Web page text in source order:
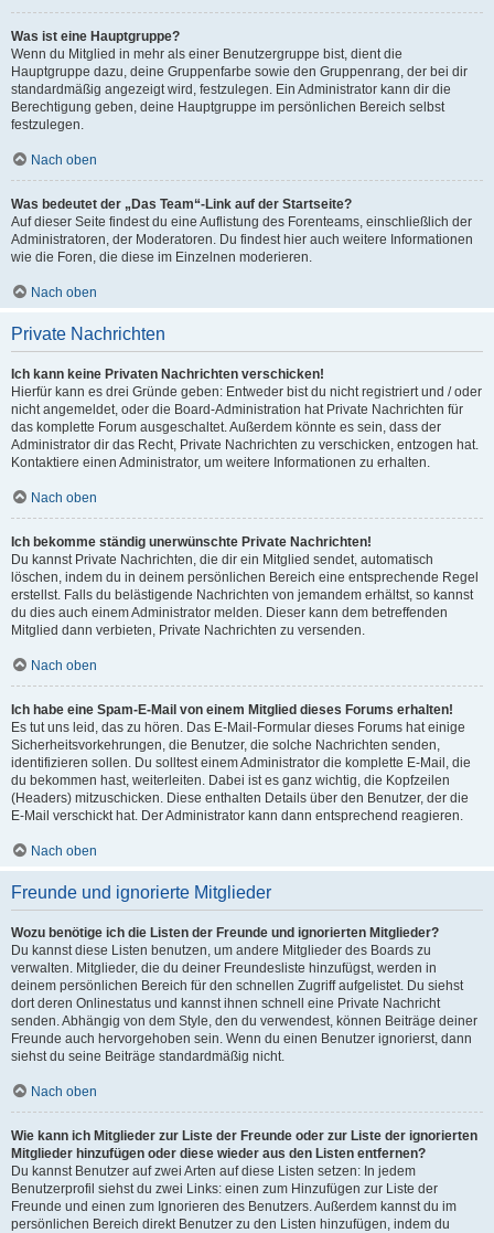
Was ist eine Hauptgruppe?
Wenn du Mitglied in mehr als einer Benutzergruppe bist, dient die
Hauptgruppe dazu, deine Gruppenfarbe sowie den Gruppenrang, der bei dir
standardmäßig angezeigt wird, festzulegen. Ein Administrator kann dir die
Berechtigung geben, deine Hauptgruppe im persönlichen Bereich selbst
festzulegen.
Nach oben
Was bedeutet der „Das Team“-Link auf der Startseite?
Auf dieser Seite findest du eine Auflistung des Forenteams, einschließlich der
Administratoren, der Moderatoren. Du findest hier auch weitere Informationen
wie die Foren, die diese im Einzelnen moderieren.
Nach oben
Private Nachrichten
Ich kann keine Privaten Nachrichten verschicken!
Hierfür kann es drei Gründe geben: Entweder bist du nicht registriert und / oder
nicht angemeldet, oder die Board-Administration hat Private Nachrichten für
das komplette Forum ausgeschaltet. Außerdem könnte es sein, dass der
Administrator dir das Recht, Private Nachrichten zu verschicken, entzogen hat.
Kontaktiere einen Administrator, um weitere Informationen zu erhalten.
Nach oben
Ich bekomme ständig unerwünschte Private Nachrichten!
Du kannst Private Nachrichten, die dir ein Mitglied sendet, automatisch
löschen, indem du in deinem persönlichen Bereich eine entsprechende Regel
erstellst. Falls du belästigende Nachrichten von jemandem erhältst, so kannst
du dies auch einem Administrator melden. Dieser kann dem betreffenden
Mitglied dann verbieten, Private Nachrichten zu versenden.
Nach oben
Ich habe eine Spam-E-Mail von einem Mitglied dieses Forums erhalten!
Es tut uns leid, das zu hören. Das E-Mail-Formular dieses Forums hat einige
Sicherheitsvorkehrungen, die Benutzer, die solche Nachrichten senden,
identifizieren sollen. Du solltest einem Administrator die komplette E-Mail, die
du bekommen hast, weiterleiten. Dabei ist es ganz wichtig, die Kopfzeilen
(Headers) mitzuschicken. Diese enthalten Details über den Benutzer, der die
E-Mail verschickt hat. Der Administrator kann dann entsprechend reagieren.
Nach oben
Freunde und ignorierte Mitglieder
Wozu benötige ich die Listen der Freunde und ignorierten Mitglieder?
Du kannst diese Listen benutzen, um andere Mitglieder des Boards zu
verwalten. Mitglieder, die du deiner Freundesliste hinzufügst, werden in
deinem persönlichen Bereich für den schnellen Zugriff aufgelistet. Du siehst
dort deren Onlinestatus und kannst ihnen schnell eine Private Nachricht
senden. Abhängig von dem Style, den du verwendest, können Beiträge deiner
Freunde auch hervorgehoben sein. Wenn du einen Benutzer ignorierst, dann
siehst du seine Beiträge standardmäßig nicht.
Nach oben
Wie kann ich Mitglieder zur Liste der Freunde oder zur Liste der ignorierten
Mitglieder hinzufügen oder diese wieder aus den Listen entfernen?
Du kannst Benutzer auf zwei Arten auf diese Listen setzen: In jedem
Benutzerprofil siehst du zwei Links: einen zum Hinzufügen zur Liste der
Freunde und einen zum Ignorieren des Benutzers. Außerdem kannst du im
persönlichen Bereich direkt Benutzer zu den Listen hinzufügen, indem du